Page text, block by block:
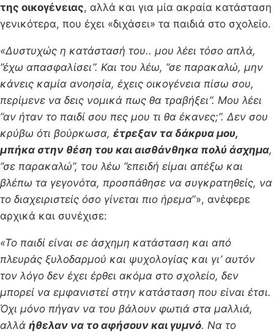
της οικογένειας, αλλά και για μία ακραία κατάσταση
γενικότερα, που έχει «διχάσει» τα παιδιά στο σχολείο.
«Δυστυχώς η κατάστασή του.. μου λέει τόσο απλά,
”έχω απασφαλίσει”. Και του λέω, ”σε παρακαλώ, μην
κάνεις καμία ανοησία, έχεις οικογένεια πίσω σου,
περίμενε να δεις νομικά πως θα τραβήξει”. Μου λέει
”αν ήταν το παιδί σου πες μου τι θα έκανες;”. Δεν σου
κρύβω ότι βούρκωσα, έτρεξαν τα δάκρυα μου,
μπήκα στην θέση του και αισθάνθηκα πολύ άσχημα,
”σε παρακαλώ”, του λέω ”επειδή είμαι απέξω και
βλέπω τα γεγονότα, προσπάθησε να συγκρατηθείς, να
το διαχειριστείς όσο γίνεται πιο ήρεμα”», ανέφερε
αρχικά και συνέχισε:
«Το παιδί είναι σε άσχημη κατάσταση και από
πλευράς ξυλοδαρμού και ψυχολογίας και γι’ αυτόν
τον λόγο δεν έχει έρθει ακόμα στο σχολείο, δεν
μπορεί να εμφανιστεί στην κατάσταση που είναι έτσι.
Όχι μόνο πήγαν να του βάλουν φωτιά στα μαλλιά,
αλλά ήθελαν να το αφήσουν και γυμνό. Να το